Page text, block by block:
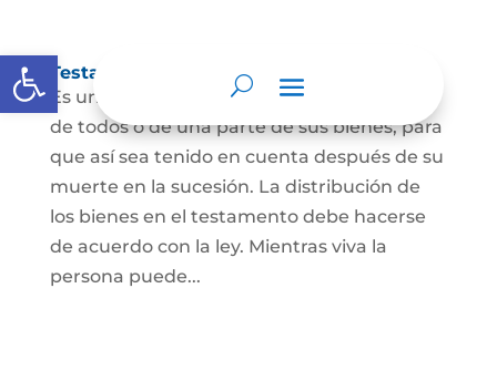
Abrir barra de herramientas
Testamento
Es un acto por el cual una persona dispone
de todos o de una parte de sus bienes, para
que así sea tenido en cuenta después de su
muerte en la sucesión. La distribución de
los bienes en el testamento debe hacerse
de acuerdo con la ley. Mientras viva la
persona puede...